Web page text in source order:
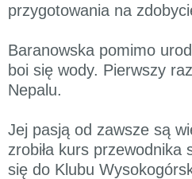
przygotowania na
Baranowska pomimo
boi się wody. Pierwszy
Nepalu.
Jej pasją od zawsze są
zrobiła kurs przewodnika
się do Klubu